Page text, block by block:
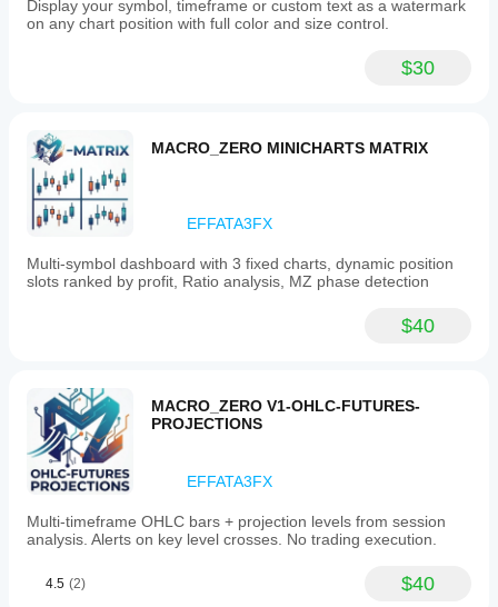
Display your symbol, timeframe or custom text as a watermark
on any chart position with full color and size control.
$30
MACRO_ZERO MINICHARTS MATRIX
EFFATA3FX
Multi-symbol dashboard with 3 fixed charts, dynamic position
slots ranked by profit, Ratio analysis, MZ phase detection
$40
MACRO_ZERO V1-OHLC-FUTURES-
PROJECTIONS
EFFATA3FX
Multi-timeframe OHLC bars + projection levels from session
analysis. Alerts on key level crosses. No trading execution.
4.5 (2) $40